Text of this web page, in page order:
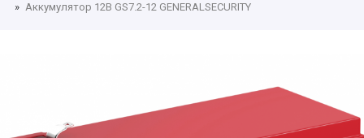
Аккумулятор 12В GS7.2-12 GENERALSECURITY